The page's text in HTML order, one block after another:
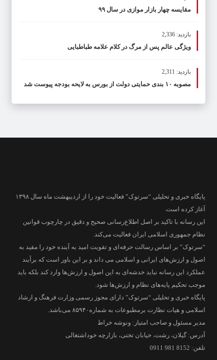
مقایسه چهار بازار موازی در سال ۹۹
بازدید: 2,336
ویژگی عالم پس از مرگ در کلام علامه طباطبایی
بازدید: 2,311
مصوبه ۱۰ بندی حمایتی دولت از بورس به لایحه بودجه پیوست شد
پایگاه خبری و تحلیلی “سرتوک” فعالیت خود را از اردیبهشت ماه سال ۱۳۹۸
آغاز کرده است.
این رسانه با تاکید بر اصل اطلاع‌رسانی صحیح و دقیق در چارچوب قوانین
نظام جمهوری اسلامی ایران فعالیت می‌کند.
“سرتوک” بر اساس رسالت حرفه‌ای و تقویت امید به آینده خود را مقید به
اصول و ارزش‌های ایرانی و اسلامی می داند و بر این باور است که برآیند
عملکرد این رسانه نباید خدشه‌ای به این اصول و ارزش‌ها وارد کند بلکه باید
موجب تحکیم پایه‌های نظام و ارزش‌ها شود.
پایگاه خبری و تحلیلی “سرتوک” دارای مجوز رسمی وزارت فرهنگ و ارشاد
اسلامی و هیات نظارت برمطبوعات به شماره۸۵۹۴۰ می‌باشد.
مدیر مسئول و صاحب امتیاز: ونوشه خراط
آدرس: گیلان، رشت، خیابان تختی، بازارچه خوداشتغالی
تلفن: 8152 981 0911